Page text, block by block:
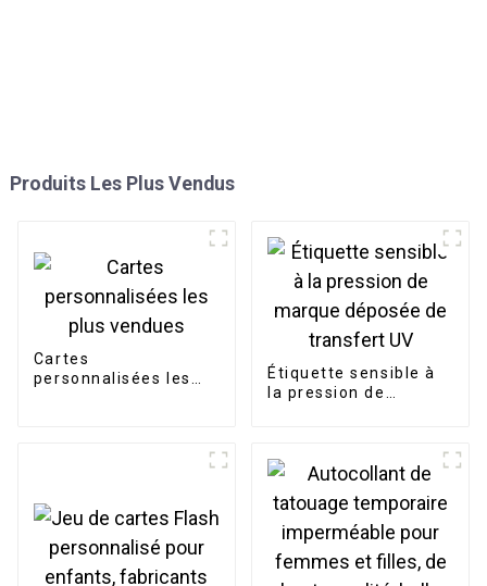
Produits Les Plus Vendus
Cartes
personnalisées les
Étiquette sensible à
la pression de